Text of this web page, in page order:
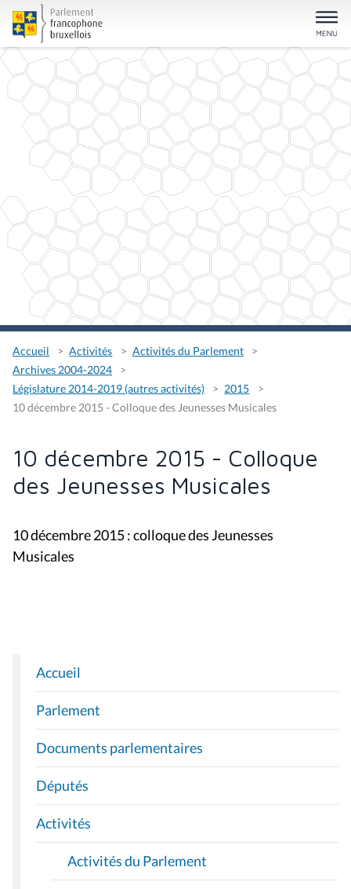
Accueil Activités
Activités du Parlement
Archives 2004-2024
Législature 2014-2019 (autres activités)
2015
10 décembre 2015 - Colloque des Jeunesses Musicales
10 décembre 2015 - Colloque
des Jeunesses Musicales
10 décembre 2015 : colloque des Jeunesses
Musicales
N
A
V
I
G
A
T
I
O
Accueil
Parlement
Documents parlementaires
Députés
Activités
Activités du Parlement